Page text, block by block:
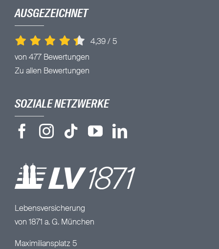
AUSGEZEICHNET
4,39/ 5
von 477 Bewertungen
Zu allen Bewertungen
SOZIALE NETZWERKE
Lebensversicherung
von 1871 a. G. München
Maximiliansplatz 5